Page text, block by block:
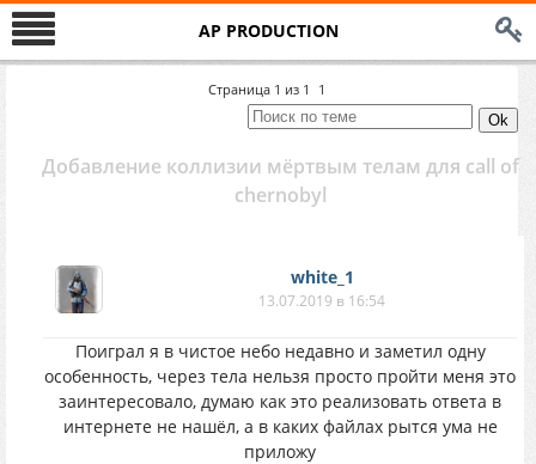
AP PRODUCTION
Страница 1 из 1 1
Добавление коллизии мёртвым телам для call of
chernobyl
white_1
13.07.2019 в 16:54
Поиграл я в чистое небо недавно и заметил одну
особенность, через тела нельзя просто пройти меня это
заинтересовало, думаю как это реализовать ответа в
интернете не нашёл, а в каких файлах рытся ума не
приложу